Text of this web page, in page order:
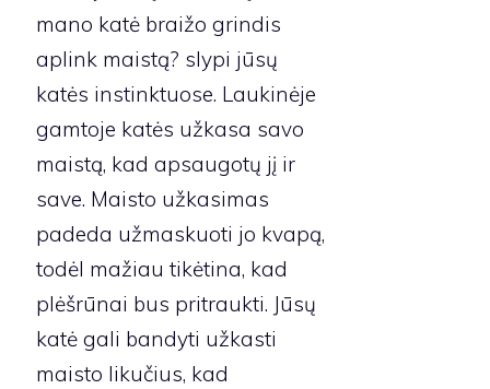
mano katė braižo grindis
aplink maistą? slypi jūsų
katės instinktuose. Laukinėje
gamtoje katės užkasa savo
maistą, kad apsaugotų jį ir
save. Maisto užkasimas
padeda užmaskuoti jo kvapą,
todėl mažiau tikėtina, kad
plėšrūnai bus pritraukti. Jūsų
katė gali bandyti užkasti
maisto likučius, kad